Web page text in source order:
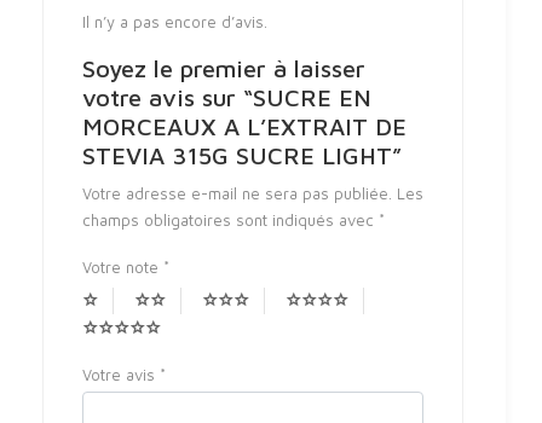
Il n’y a pas encore d’avis.
Soyez le premier à laisser
votre avis sur “SUCRE EN
MORCEAUX A L’EXTRAIT DE
STEVIA 315G SUCRE LIGHT”
Votre adresse e-mail ne sera pas publiée. Les
champs obligatoires sont indiqués avec *
Votre note *
Votre avis *